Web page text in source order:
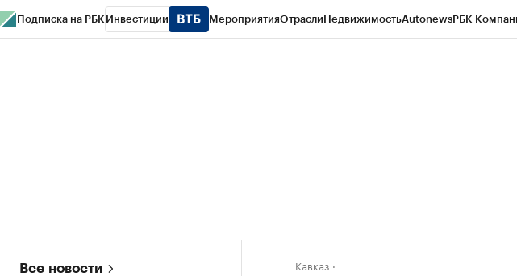
Подписка на РБК Инвестиции МероприятияОтраслиНедвижимостьAutonewsРБК
Все новости Кавказ